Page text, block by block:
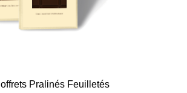
Pralinés Feuilletés